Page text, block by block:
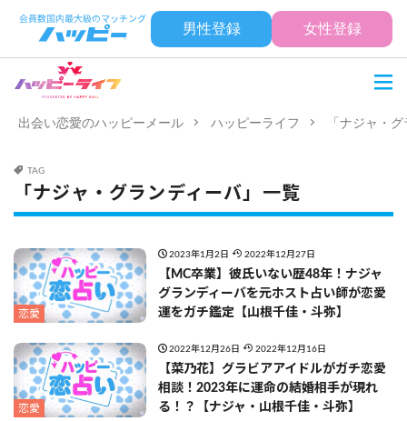
男性登録 女性登録
出会い恋愛のハッピーメール ハッピーライフ 「ナジャ・
TAG
「ナジャ・グランディーバ」一覧
恋愛
2023年1月2日 2022年12月27日
【MC卒業】彼氏いない歴48年！ナジャ
グランディーバを元ホスト占い師が恋愛
運をガチ鑑定【山根千佳・斗弥】
恋愛
2022年12月26日 2022年12月16日
【菜乃花】グラビアアイドルがガチ恋愛
相談！2023年に運命の結婚相手が現れ
る！？【ナジャ・山根千佳・斗弥】